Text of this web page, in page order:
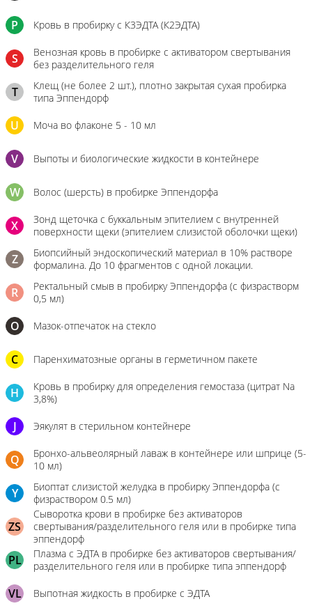
P Кровь в пробирку с К3ЭДТА (К2ЭДТА)
S
Венозная кровь в пробирке с активатором свертывания
без разделительного геля
T
Клещ (не более 2 шт.), плотно закрытая сухая пробирка
типа Эппендорф
U Моча во флаконе 5 - 10 мл
V Выпоты и биологические жидкости в контейнере
W Волос (шерсть) в пробирке Эппендорфа
X
Зонд щеточка с буккальным эпителием с внутренней
поверхности щеки (эпителием слизистой оболочки щеки)
Z
Биопсийный эндоскопический материал в 10% растворе
формалина. До 10 фрагментов с одной локации.
R
Ректальный смыв в пробирку Эппендорфа (с физрастворм
0,5 мл)
О Мазок-отпечаток на стекло
C Паренхиматозные органы в герметичном пакете
H
Кровь в пробирку для определения гемостаза (цитрат Na
3,8%)
J Эякулят в стерильном контейнере
Q
Бронхо-альвеолярный лаваж в контейнере или шприце (5-
10 мл)
Y
Биоптат слизистой желудка в пробирку Эппендорфа (с
физраствором 0.5 мл)
ZS
Сыворотка крови в пробирке без активаторов
свертывания/разделительного геля или в пробирке типа
эппендорф
PL
Плазма с ЭДТА в пробирке без активаторов свертывания/
разделительного геля или в пробирке типа эппендорф
VL Выпотная жидкость в пробирке с ЭДТА